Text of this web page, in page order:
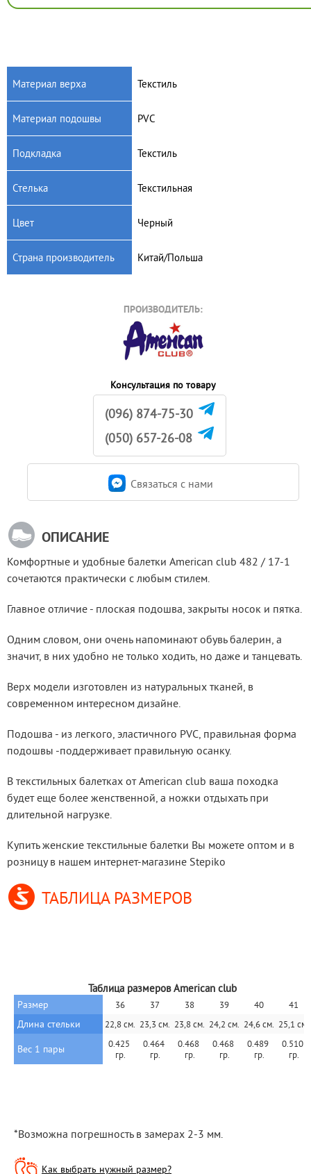
Материал верха Текстиль
Материал подошвы PVC
Подкладка Текстиль
Стелька Текстильная
Цвет Черный
Страна производитель Китай/Польша
ПРОИЗВОДИТЕЛЬ:
Консультация по товару
(096) 874-75-30
(050) 657-26-08
Связаться c нами
ОПИСАНИЕ
Комфортные и удобные балетки American club 482 / 17-1
сочетаются практически с любым стилем.
Главное отличие - плоская подошва, закрыты носок и пятка.
Одним словом, они очень напоминают обувь балерин, а
значит, в них удобно не только ходить, но даже и танцевать.
Верх модели изготовлен из натуральных тканей, в
современном интересном дизайне.
Подошва - из легкого, эластичного PVC, правильная форма
подошвы -поддерживает правильную осанку.
В текстильных балетках от American club ваша походка
будет еще более женственной, а ножки отдыхать при
длительной нагрузке.
Купить женские текстильные балетки Вы можете оптом и в
розницу в нашем интернет-магазине Stepiko
ТАБЛИЦА РАЗМЕРОВ
Таблица размеров American club
Размер 36 37 38 39 40 41
Длина стельки 22,8 см. 23,3 см. 23,8 см. 24,2 см. 24,6 см. 25,1 см.
Вес 1 пары
0.425
гр.
0.464
гр.
0.468
гр.
0.468
гр.
0.489
гр.
0.510
гр.
*Возможна погрешность в замерах 2-3 мм.
Как выбрать нужный размер?